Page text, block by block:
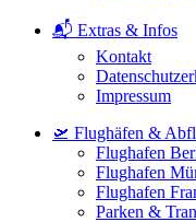
📬 Extras & Infos
Kontakt
Impressum
🛫 Flughäfen &
Flughafen
Flughafen
Flughafen
Parken &